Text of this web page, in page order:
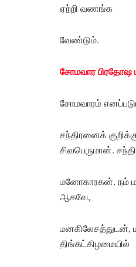
ஏற்றி வணங்க
வேண்டும்.
சோமவார பிரதோஷ
சோமவாரம்
சந்திரனைக்
சிவபெருமான்.
மனோகாரகன். நம்
ஆகவே,
மனகிலேசத்துடன்,
திங்கட்கிழமையில்